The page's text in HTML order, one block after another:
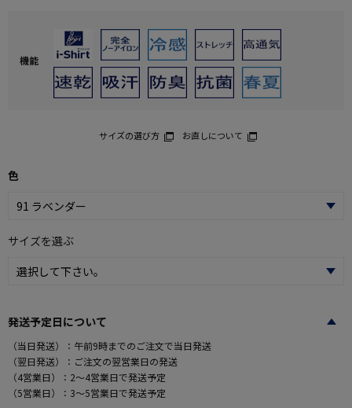
機能
サイズの選び方 お直しについて
色
サイズを選ぶ
発送予定日について
（当日発送）：午前9時までのご注文で当日発送
（翌日発送）：ご注文の翌営業日の発送
（4営業日）：2～4営業日で発送予定
（5営業日）：3～5営業日で発送予定